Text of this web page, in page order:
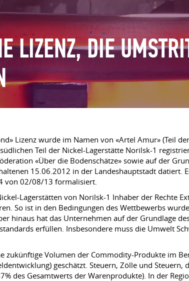
LIZENZ, DIE
Lizenz wurde im Namen von «Artel Amur» (Teil
Teil der Nickel-Lagerstätte Norilsk-1
«Über die Bodenschätze» sowie auf der
15.06.2012 in der Landeshauptstadt datiert.
von 02/08/13 formalisiert.
Lagerstätten von Norilsk-1 Inhaber der Rechte
So ist in den Bedingungen des Wettbewerbs
hinaus hat das Unternehmen auf der Grundlage
erfüllen. Insbesondere muss die Umwelt
zukünftige Volumen der Commodity-Produkte im
geschätzt. Steuern, Zölle und Steuern,
des Gesamtwerts der Warenprodukte). In der